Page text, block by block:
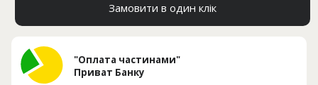
Замовити в один клік
"Оплата частинами"
Приват Банку